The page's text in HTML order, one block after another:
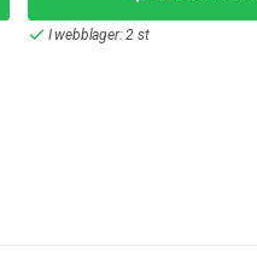
I webblager: 2 st